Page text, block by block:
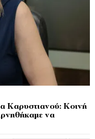
Καρυστιανού: Κοινή
να